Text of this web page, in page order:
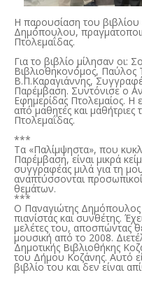
Η παρουσίαση του
Δημόπουλου,
Πτολεμαΐδας.
Για το βιβλίο μίλησαν οι:
Βιβλιοθηκονόμος, Παύλος
Β.Π.Καραγιάννης,
Παρέμβαση. Συντόνισε ο
Εφημερίδας Πτολεμαίος.
από μαθητές και
Πτολεμαΐδας.
***
Τα «Παλίμψηστα», που
Παρέμβαση, είναι μικρά
συγγραφέας μιλά για τη
αναπτύσσονται
θεμάτων.
***
Ο Παναγιώτης Δημόπουλος
πιανίστας και συνθέτης.
μελέτες του, αποσπώντας
μουσική από το 2008.
Δημοτικής Βιβλιοθήκης
του Δήμου Κοζάνης. Αυτό
βιβλίο του και δεν είναι